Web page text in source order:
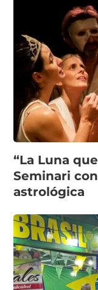
“La Luna
Seminari
astrológica